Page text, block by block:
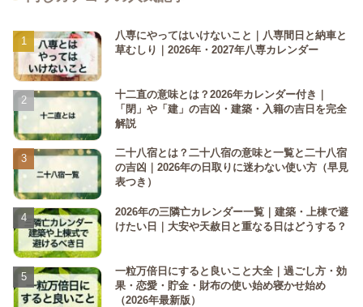
八専にやってはいけないこと｜八専間日と納車と
草むしり｜2026年・2027年八専カレンダー
十二直の意味とは？2026年カレンダー付き｜
「閉」や「建」の吉凶・建築・入籍の吉日を完全
解説
二十八宿とは？二十八宿の意味と一覧と二十八宿
の吉凶｜2026年の日取りに迷わない使い方（早見
表つき）
2026年の三隣亡カレンダー一覧｜建築・上棟で避
けたい日｜大安や天赦日と重なる日はどうする？
一粒万倍日にすると良いこと大全｜過ごし方・効
果・恋愛・貯金・財布の使い始め寝かせ始め
（2026年最新版）